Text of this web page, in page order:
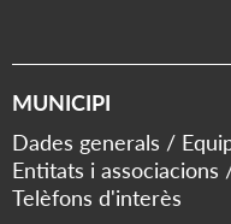
MUNICIPI
Dades generals
Entitats i associacions
Telèfons d'interès